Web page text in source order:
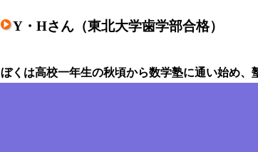
Y・Hさん（東北大学歯学部合格）
ぼくは高校一年生の秋頃から数学塾に通い始め、